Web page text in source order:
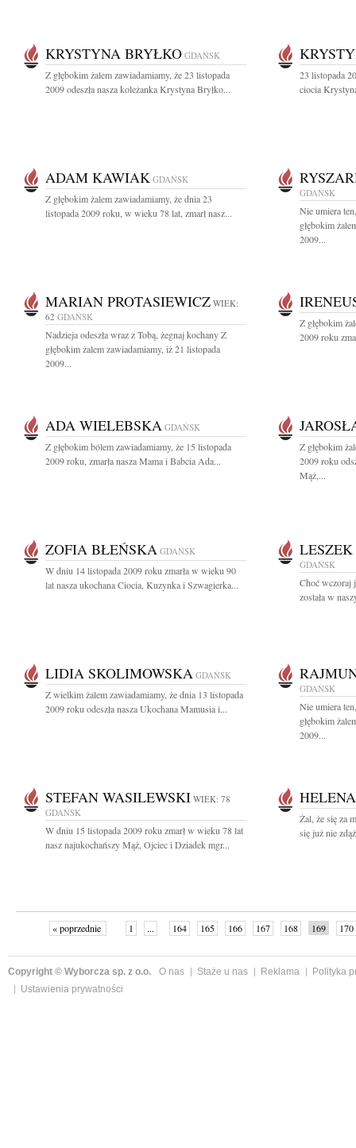
KRYSTYNA BRYŁKO GDAŃSK
Z głębokim żalem zawiadamiamy, że 23 listopada
2009 odeszła nasza koleżanka Krystyna Bryłko...
23 listopada
ciocia
ADAM KAWIAK GDAŃSK
Z głębokim żalem zawiadamiamy, że dnia 23
listopada 2009 roku, w wieku 78 lat, zmarł nasz...
GDAŃSK
Nie umiera
głębokim
2009...
MARIAN PROTASIEWICZ WIEK:
62 GDAŃSK
Nadzieja odeszła wraz z Tobą, żegnaj kochany Z
głębokim żalem zawiadamiamy, iż 21 listopada
2009...
Z głębokim
2009 roku
ADA WIELEBSKA GDAŃSK
Z głębokim bólem zawiadamiamy, że 15 listopada
2009 roku, zmarła nasza Mama i Babcia Ada...
Z głębokim
2009 roku
Mąż,...
ZOFIA BŁEŃSKA GDAŃSK
W dniu 14 listopada 2009 roku zmarła w wieku 90
lat nasza ukochana Ciocia, Kuzynka i Szwagierka...
GDAŃSK
Choć wczoraj
została w
LIDIA SKOLIMOWSKA GDAŃSK
Z wielkim żalem zawiadamiamy, że dnia 13 listopada
2009 roku odeszła nasza Ukochana Mamusia i...
GDAŃSK
Nie umiera
głębokim
2009...
STEFAN WASILEWSKI WIEK: 78
GDAŃSK
W dniu 15 listopada 2009 roku zmarł w wieku 78 lat
nasz najukochańszy Mąż, Ojciec i Dziadek mgr...
Żal, że się za
się już nie
« poprzednie 1 ... 164 165 166 167 168 169 170
Copyright © Wyborcza sp. z o.o. O nas Staże u nas Reklama
Polityka
Ustawienia prywatności